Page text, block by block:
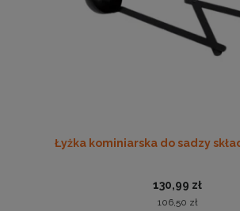
Łyżka kominiarska do sadzy
130,99 zł
106,50 zł